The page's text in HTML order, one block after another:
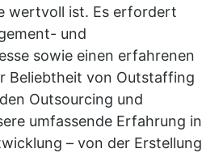
wertvoll ist. Es erfordert
und
sowie einen erfahrenen
Beliebtheit von Outstaffing
Outsourcing und
umfassende Erfahrung in
– von der Erstellung